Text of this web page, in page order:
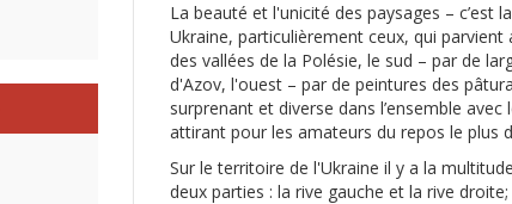
La beauté et l'unicité des paysages – c’est
Ukraine, particulièrement ceux, qui
des vallées de la Polésie, le sud – par de
d'Azov, l'ouest – par de peintures des
surprenant et diverse dans l’ensemble
attirant pour les amateurs du repos le plus
Sur le territoire de l'Ukraine il y a la
deux parties : la rive gauche et la rive